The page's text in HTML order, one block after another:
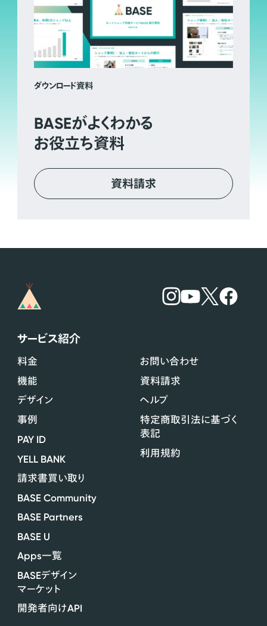
ダウンロード資料
BASEがよくわかる
お役立ち資料
資料請求
サービス紹介
料金
機能
デザイン
事例
PAY ID
YELL BANK
請求書買い取り
BASE Community
BASE Partners
BASE U
Apps一覧
BASEデザイン
マーケット
開発者向けAPI
お問い合わせ
資料請求
ヘルプ
特定商取引法に基づく
表記
利用規約